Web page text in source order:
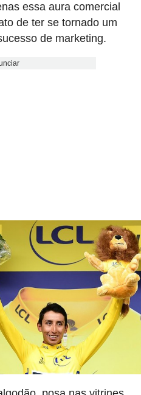
essa aura comercial
de ter se tornado um
de marketing.